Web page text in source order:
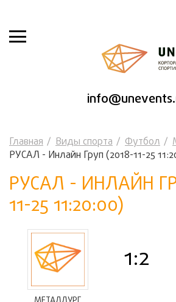
Главная Виды спорта Футбол
РУСАЛ - Инлайн Груп (2018-11-25
РУСАЛ - ИНЛАЙН
11-25 11:20:00)
1:2